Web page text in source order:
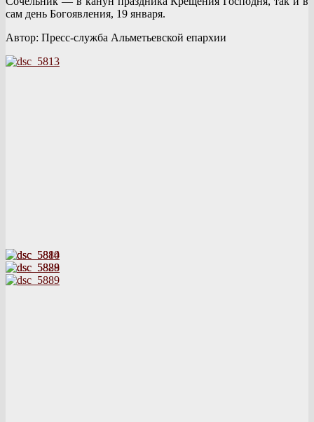
сам день Богоявления, 19 января.
Автор: Пресс-служба Альметьевской епархии